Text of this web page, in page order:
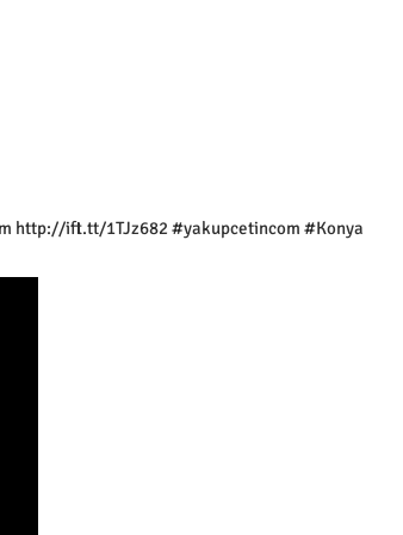
http://ift.tt/1TJz682 #yakupcetincom #Konya